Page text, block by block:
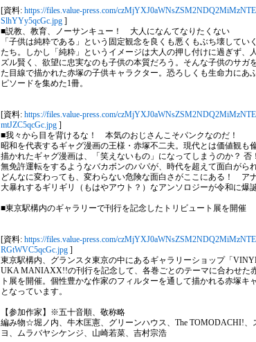
[資料: https://files.value-press.com/
SlhYYy5qcGc.jpg ]
■説教、教育、ノーサンキュー！ 大人になんてなりたくない
「子供は純粋である」という固定観念を良くも悪くもぶち壊してい
たち。しかし「純粋」というイメージは大人の押し付けに過ぎず、
ズル賢く、欲望に忠実なのも子供の本質だろう。そんな子供のサガ
た目線で描かれた赤塚の子供キャラクター。恐ろしくも生命力にあ
ピソードを集めた1冊。
[資料: https://files.value-press.com/
mtJZC5qcGc.jpg ]
■我々から目を背けるな！ 本気のおじさんこそパンクなのだ！
昭和を代表するギャグ漫画の王様・赤塚不二夫。現代とは価値観も
描かれたギャグ漫画は、「笑えないもの」になってしまうのか？
無免許運転をするようなバカボンのパパが、時代を超えて面白が
どんなに変わっても、変わらない危険な面白さがここにある！ ア
大暴れするギリギリ（もはやアウト？）なアンソロジーが令和に爆
■東京駅構内のギャラリーで刊行を記念したトリビュート展を開催
[資料: https://files.value-press.com/
RGtWVC5qcGc.jpg ]
東京駅構内、グランスタ東京の中にあるギャラリーショップ「
UKA MANIAXX!!の刊行を記念して、各巻ごとのテーマに合わせた
ト展を開催。個性豊かな作家のフィルターを通して描かれる赤塚キ
となっています。
【参加作家】※五十音順、敬称略
編み物☆堀ノ内、牛木匡憲、グリーンハウス、The TOMODACHI!、
ヨ、ムラバヤシケンジ、山崎若菜、吉村宗浩